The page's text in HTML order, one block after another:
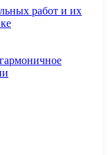
работ и их